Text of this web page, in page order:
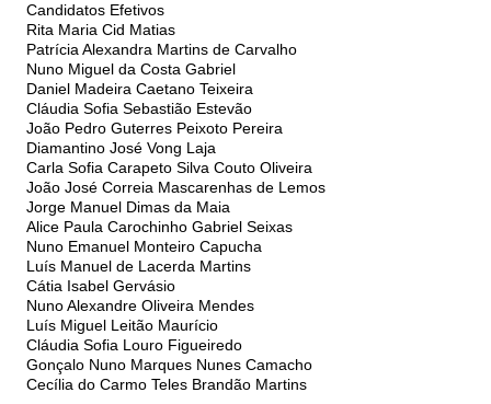
Candidatos Efetivos
Rita Maria Cid Matias
Patrícia Alexandra Martins de Carvalho
Nuno Miguel da Costa Gabriel
Daniel Madeira Caetano Teixeira
Cláudia Sofia Sebastião Estevão
João Pedro Guterres Peixoto Pereira
Diamantino José Vong Laja
Carla Sofia Carapeto Silva Couto Oliveira
João José Correia Mascarenhas de Lemos
Jorge Manuel Dimas da Maia
Alice Paula Carochinho Gabriel Seixas
Nuno Emanuel Monteiro Capucha
Luís Manuel de Lacerda Martins
Cátia Isabel Gervásio
Nuno Alexandre Oliveira Mendes
Luís Miguel Leitão Maurício
Cláudia Sofia Louro Figueiredo
Gonçalo Nuno Marques Nunes Camacho
Cecília do Carmo Teles Brandão Martins